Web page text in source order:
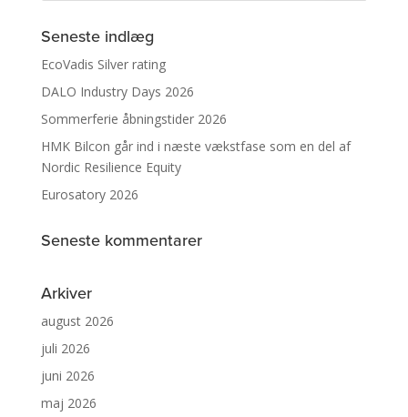
Seneste indlæg
EcoVadis Silver rating
DALO Industry Days 2026
Sommerferie åbningstider 2026
HMK Bilcon går ind i næste vækstfase som en del af
Nordic Resilience Equity
Eurosatory 2026
Seneste kommentarer
Arkiver
august 2026
juli 2026
juni 2026
maj 2026